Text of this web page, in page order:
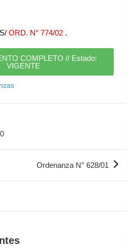
ORD. N° 774/02 .
COMPLETO // Estado:
VIGENTE
Ordenanza N° 628/01